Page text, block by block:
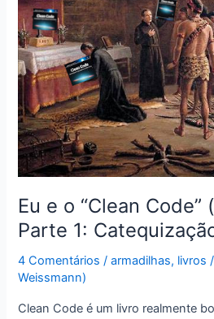
–
Parte
2:
Descompilando
Eu e o “Clean Code”
Parte 1:
4 Comentários /armadilhas, livros /
Weissmann)
Clean Code é um livro realmente